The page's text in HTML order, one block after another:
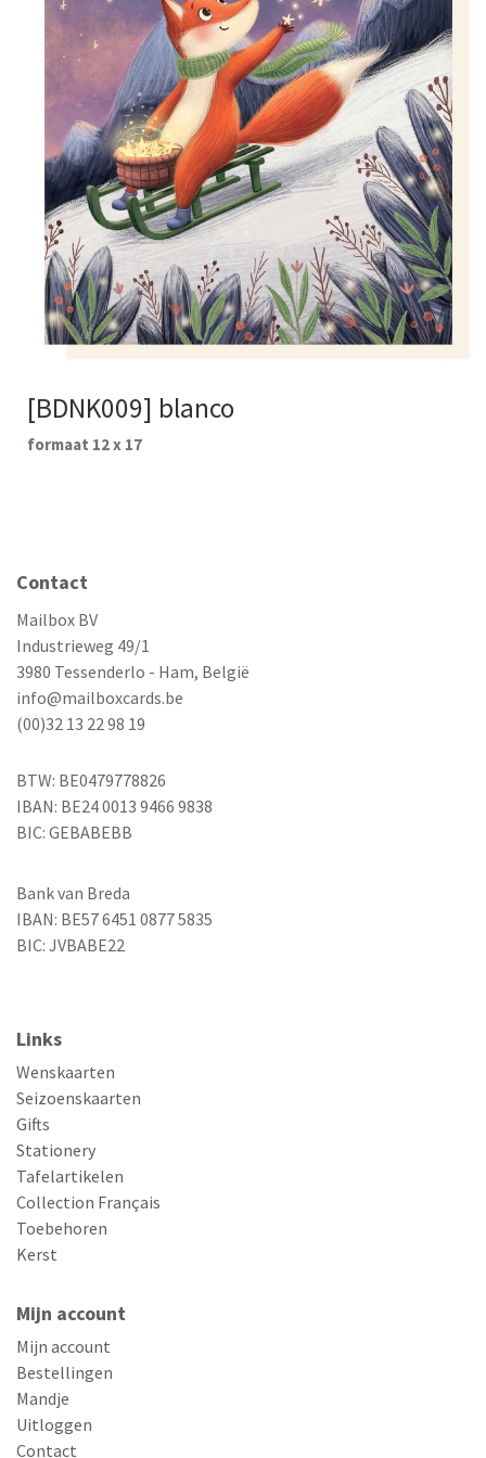
[BDNK009] blanco
formaat 12 x 17
Contact
Mailbox BV
Industrieweg 49/1
3980 Tessenderlo - Ham, België
info@mailboxcards.be
(00)32 13 22 98 19
BTW: BE0479778826
IBAN: BE24 0013 9466 9838
BIC: GEBABEBB
Bank van Breda
IBAN: BE57 6451 0877 5835
BIC: JVBABE22
Links
Wenskaarten
Seizoenskaarten
Gifts
Stationery
Tafelartikelen
Collection Français
Toebehoren
Kerst
Mijn account
Mijn account
Bestellingen
Mandje
Uitloggen
Contact